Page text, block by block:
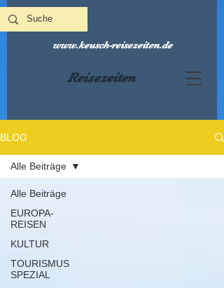
Reisezeiten
www.keusch-reisezeiten.de
BLOG
Alle Beiträge
EUROPA-
REISEN
KULTUR
TOURISMUS
SPEZIAL
Alle Beiträge